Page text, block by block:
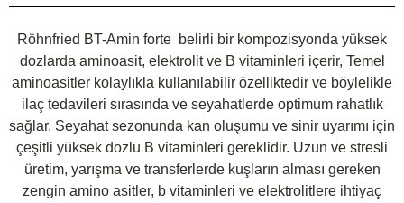
Röhnfried BT-Amin forte belirli bir kompozisyonda yüksek
dozlarda aminoasit, elektrolit ve B vitaminleri içerir, Temel
aminoasitler kolaylıkla kullanılabilir özelliktedir ve böylelikle
ilaç tedavileri sırasında ve seyahatlerde optimum rahatlık
sağlar. Seyahat sezonunda kan oluşumu ve sinir uyarımı için
çeşitli yüksek dozlu B vitaminleri gereklidir. Uzun ve stresli
üretim, yarışma ve transferlerde kuşların alması gereken
zengin amino asitler, b vitaminleri ve elektrolitlere ihtiyaç